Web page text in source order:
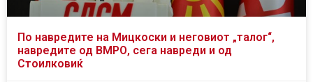
По навредите на Мицкоски и неговиот „талог“,
навредите од ВМРО, сега навреди и од
Стоилковиќ